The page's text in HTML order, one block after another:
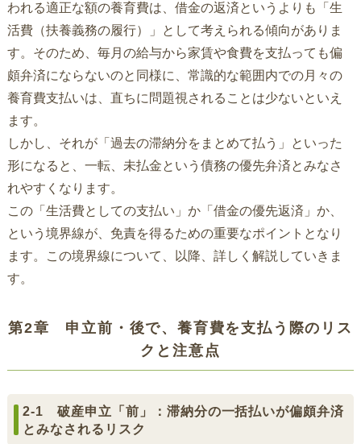
われる適正な額の養育費は、借金の返済というよりも「生
活費（扶養義務の履行）」として考えられる傾向がありま
す。そのため、毎月の給与から家賃や食費を支払っても偏
頗弁済にならないのと同様に、常識的な範囲内での月々の
養育費支払いは、直ちに問題視されることは少ないといえ
ます。
しかし、それが「過去の滞納分をまとめて払う」といった
形になると、一転、未払金という債務の優先弁済とみなさ
れやすくなります。
この「生活費としての支払い」か「借金の優先返済」か、
という境界線が、免責を得るための重要なポイントとなり
ます。この境界線について、以降、詳しく解説していきま
す。
第2章 申立前・後で、養育費を支払う際のリス
クと注意点
2-1 破産申立「前」：滞納分の一括払いが偏頗弁済
とみなされるリスク